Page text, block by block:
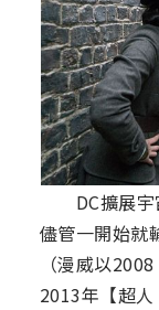
DC擴展宇
儘管一開始就
（漫威以
2013年【超